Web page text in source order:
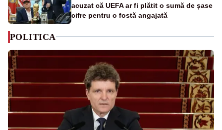
acuzat că UEFA ar fi plătit o sumă de șase
cifre pentru o fostă angajată
POLITICA